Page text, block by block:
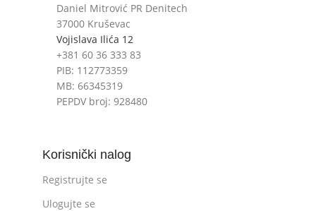
Daniel Mitrović PR Denitech
37000 Kruševac
Vojislava Ilića 12
+381 60 36 333 83
PIB: 112773359
MB: 66345319
PEPDV broj: 928480
Korisnički nalog
Registrujte se
Ulogujte se